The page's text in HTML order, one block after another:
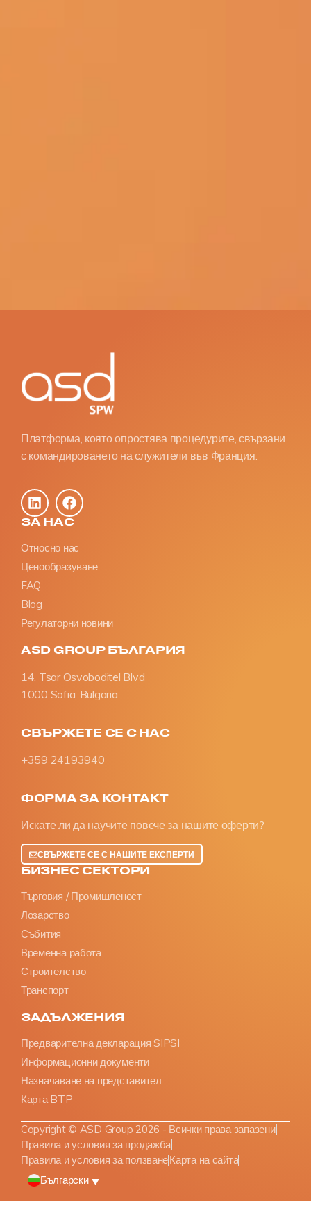
Платформа, която опростява процедурите, свързани
с командироването на служители във Франция.
ЗА НАС
Относно нас
Ценообразуване
FAQ
Blog
Регулаторни новини
ASD GROUP БЪЛГАРИЯ
14, Tsar Osvoboditel Blvd
1000 Sofia, Bulgaria
СВЪРЖЕТЕ СЕ С НАС
+359 24193940
ФОРМА ЗА КОНТАКТ
Искате ли да научите повече за нашите оферти?
СВЪРЖЕТЕ СЕ С НАШИТЕ ЕКСПЕРТИ
БИЗНЕС СЕКТОРИ
Търговия / Промишленост
Лозарство
Събития
Временна работа
Строителство
Транспорт
ЗАДЪЛЖЕНИЯ
Предварителна декларация SIPSI
Информационни документи
Назначаване на представител
Карта BTP
Copyright © ASD Group 2026 - Всички права запазени
Правила и условия за продажба
Правила и условия за ползванеКарта на сайта
Български